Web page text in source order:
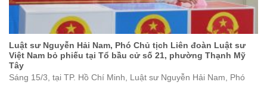
Luật sư Nguyễn Hải Nam, Phó Chủ tịch Liên đoàn Luật sư
Việt Nam bỏ phiếu tại Tổ bầu cử số 21, phường Thạnh Mỹ
Tây
Sáng 15/3, tại TP. Hồ Chí Minh, Luật sư Nguyễn Hải Nam, Phó